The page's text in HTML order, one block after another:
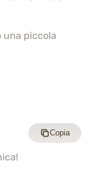
una piccola
Copia